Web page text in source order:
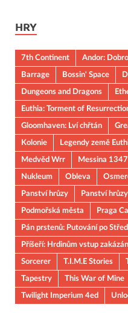
HRY
7th Continent Andor:
Barrage
Bossin' Space
Dungeons and Dragons
Euthia: Torment of
Gloomhaven: Lví chřtán
Kolonie
Legendy země
Medvěd Wrr
Messina 1347
Nukleum
Obleva
Panství hrůzy
Panství
Podmořská města
Praga
Pán prstenů: Putování po
Příšeří: Hrdinům vstup zakázán
Sorcerer
T.I.M.E Stories
Tapestry
This War of Mine
Twilight Imperium 4ed